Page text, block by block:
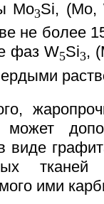
Мо3Si, (Mo,
не более
фаз W5Si3,
может
виде
ими